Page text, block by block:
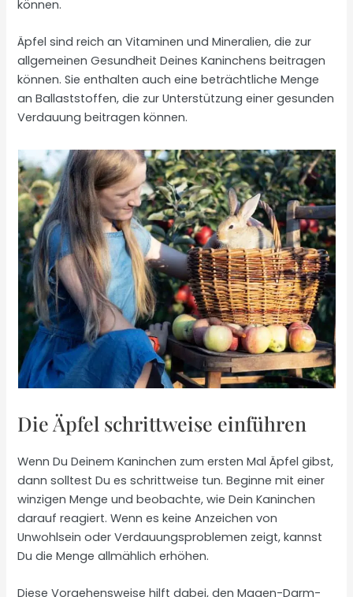
können.
Äpfel sind reich an Vitaminen und Mineralien, die zur
allgemeinen Gesundheit Deines Kaninchens beitragen
können. Sie enthalten auch eine beträchtliche Menge
an Ballaststoffen, die zur Unterstützung einer gesunden
Verdauung beitragen können.
Die Äpfel schrittweise einführen
Wenn Du Deinem Kaninchen zum ersten Mal Äpfel gibst,
dann solltest Du es schrittweise tun. Beginne mit einer
winzigen Menge und beobachte, wie Dein Kaninchen
darauf reagiert. Wenn es keine Anzeichen von
Unwohlsein oder Verdauungsproblemen zeigt, kannst
Du die Menge allmählich erhöhen.
Diese Vorgehensweise hilft dabei, den Magen-Darm-